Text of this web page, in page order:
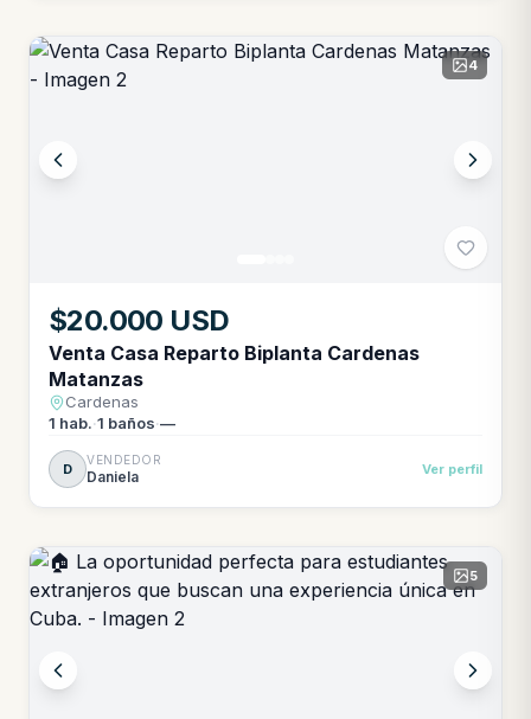
4
$20.000 USD
Venta Casa Reparto Biplanta Cardenas
Matanzas
Cardenas
1 hab.·1 baños·—
D
VENDEDOR
Daniela Ver perfil
5